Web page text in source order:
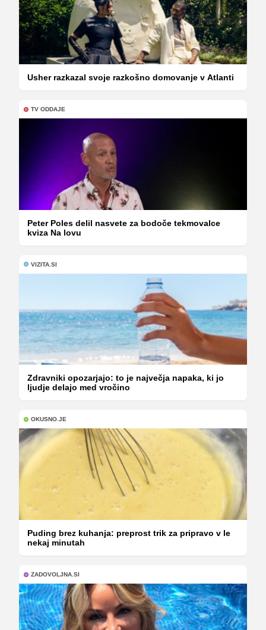
Usher razkazal svoje razkošno domovanje v Atlanti
TV ODDAJE
Peter Poles delil nasvete za bodoče tekmovalce
kviza Na lovu
VIZITA.SI
Zdravniki opozarjajo: to je največja napaka, ki jo
ljudje delajo med vročino
OKUSNO.JE
Puding brez kuhanja: preprost trik za pripravo v le
nekaj minutah
ZADOVOLJNA.SI